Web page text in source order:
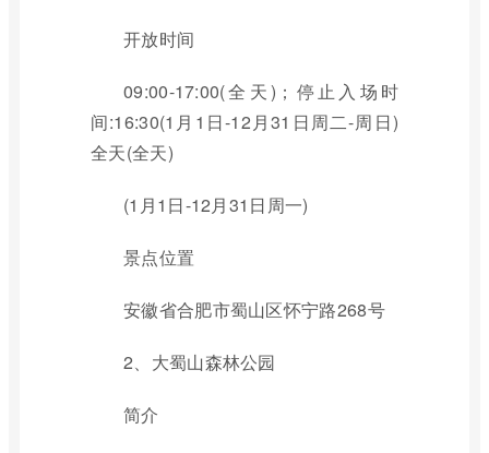
开放时间
09:00-17:00(全天)；停止入场时
间:16:30(1月1日-12月31日周二-周日)
全天(全天)
(1月1日-12月31日周一)
景点位置
安徽省合肥市蜀山区怀宁路268号
2、大蜀山森林公园
简介